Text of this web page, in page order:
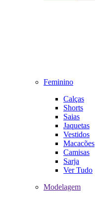
Feminino
Calças
Shorts
Saias
Jaquetas
Vestidos
Macacões
Camisas
Sarja
Ver Tudo
Modelagem